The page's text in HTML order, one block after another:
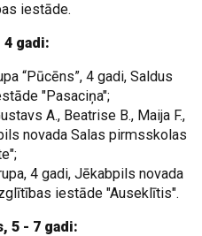
iestāde.
gadi:
“Pūcēns”, 4 gadi, Saldus
"Pasaciņa";
A., Beatrise B., Maija F.,
novada Salas pirmsskolas
4 gadi, Jēkabpils novada
iestāde "Auseklītis".
5 - 7 gadi: